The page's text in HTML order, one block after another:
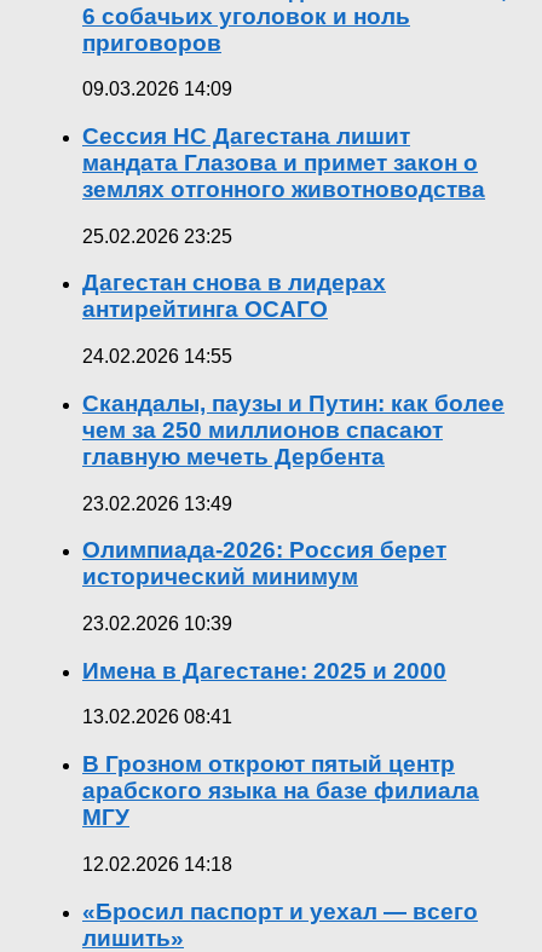
6 собачьих уголовок и ноль
приговоров
09.03.2026 14:09
Сессия НС Дагестана лишит
мандата Глазова и примет закон о
землях отгонного животноводства
25.02.2026 23:25
Дагестан снова в лидерах
антирейтинга ОСАГО
24.02.2026 14:55
Скандалы, паузы и Путин: как более
чем за 250 миллионов спасают
главную мечеть Дербента
23.02.2026 13:49
Олимпиада-2026: Россия берет
исторический минимум
23.02.2026 10:39
Имена в Дагестане: 2025 и 2000
13.02.2026 08:41
В Грозном откроют пятый центр
арабского языка на базе филиала
МГУ
12.02.2026 14:18
«Бросил паспорт и уехал — всего
лишить»